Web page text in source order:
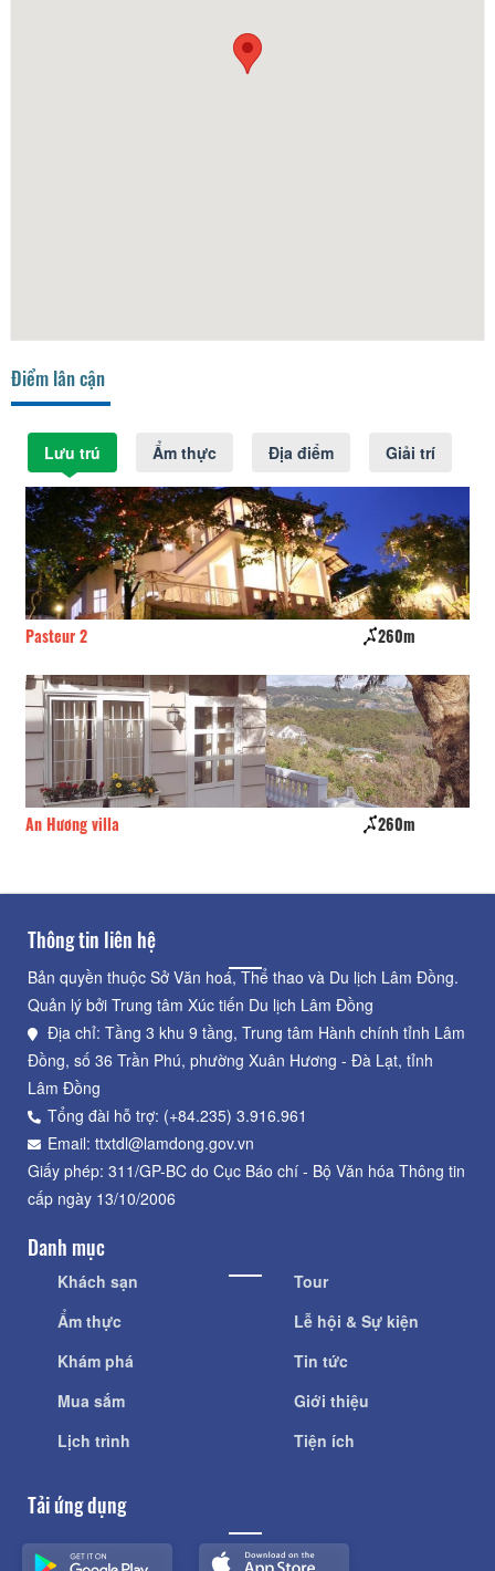
Điểm lân cận
Lưu trú Ẩm thực Địa điểm Giải trí
Heaven Gate Motel
Thông tin liên hệ
Bản quyền thuộc Sở Văn hoá, Thể thao và Du lịch Lâm Đồng.
Quản lý bởi Trung tâm Xúc tiến Du lịch Lâm Đồng
Địa chỉ: Tầng 3 khu 9 tầng, Trung tâm Hành chính tỉnh Lâm
Đồng, số 36 Trần Phú, phường Xuân Hương - Đà Lạt, tỉnh
Lâm Đồng
Tổng đài hỗ trợ: (+84.235) 3.916.961
Email: ttxtdl@lamdong.gov.vn
Giấy phép: 311/GP-BC do Cục Báo chí - Bộ Văn hóa Thông tin
cấp ngày 13/10/2006
Danh mục
Khách sạn
Ẩm thực
Khám phá
Mua sắm
Lịch trình
Tour
Lễ hội & Sự kiện
Tin tức
Giới thiệu
Tiện ích
Tải ứng dụng